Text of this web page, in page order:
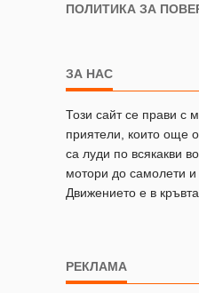
ПОЛИТИКА ЗА
ЗА НАС
Този сайт се прави с
приятели, които още
са луди по всякакви
мотори до самолети
Движението е в кръвта
РЕКЛАМА